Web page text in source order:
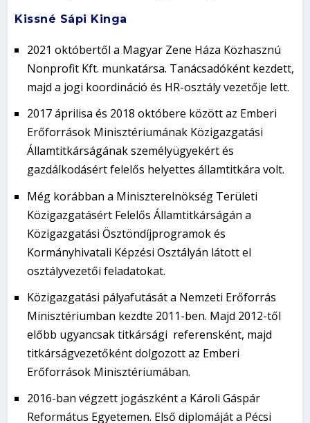
Kissné Sápi Kinga
2021 októbertől a Magyar Zene Háza Közhasznú
Nonprofit Kft. munkatársa. Tanácsadóként kezdett,
majd a jogi koordináció és HR-osztály vezetője lett.
2017 áprilisa és 2018 októbere között az Emberi
Erőforrások Minisztériumának Közigazgatási
Államtitkárságának személyügyekért és
gazdálkodásért felelős helyettes államtitkára volt.
Még korábban a Miniszterelnökség Területi
Közigazgatásért Felelős Államtitkárságán a
Közigazgatási Ösztöndíjprogramok és
Kormányhivatali Képzési Osztályán látott el
osztályvezetői feladatokat.
Közigazgatási pályafutását a Nemzeti Erőforrás
Minisztériumban kezdte 2011-ben. Majd 2012-től
előbb ugyancsak titkársági referensként, majd
titkárságvezetőként dolgozott az Emberi
Erőforrások Minisztériumában.
2016-ban végzett jogászként a Károli Gáspár
Református Egyetemen. Első diplomáját a Pécsi